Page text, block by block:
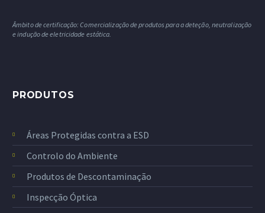
Âmbito de certificação: Comercialização de produtos para a deteção, neutralização
e indução de eletricidade estática.
PRODUTOS
Áreas Protegidas contra a ESD
Controlo do Ambiente
Produtos de Descontaminação
Inspecção Óptica